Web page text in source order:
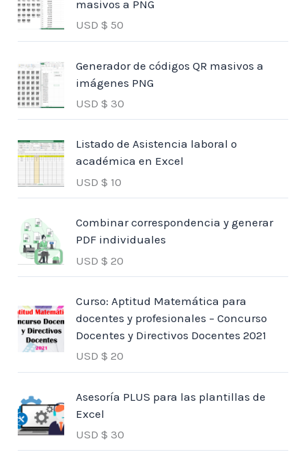
masivos a PNG
USD $ 50
Generador de códigos QR masivos a
imágenes PNG
USD $ 30
Listado de Asistencia laboral o
académica en Excel
USD $ 10
Combinar correspondencia y generar
PDF individuales
USD $ 20
Curso: Aptitud Matemática para
docentes y profesionales – Concurso
Docentes y Directivos Docentes 2021
USD $ 20
Asesoría PLUS para las plantillas de
Excel
USD $ 30